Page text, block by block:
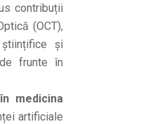
contribuții
(OCT),
și
frunte în
medicina
artificiale